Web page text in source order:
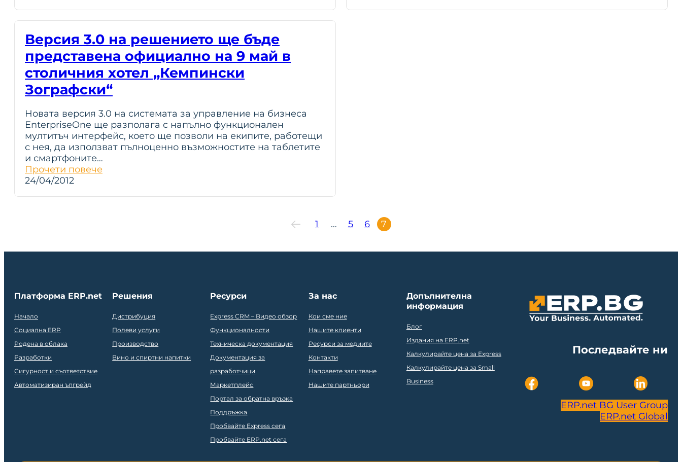
Версия 3.0 на решението ще бъде
представена официално на 9 май в
столичния хотел „Кемпински
Зографски“
Новата версия 3.0 на системата за управление на бизнеса
EnterpriseOne ще разполага с напълно функционален
мултитъч интерфейс, което ще позволи на екипите, работещи
с нея, да използват пълноценно възможностите на таблетите
и смартфоните…
Прочети повече
24/04/2012
1 … 5 6 7
Платформа ERP.net
Начало
Социална ERP
Родена в облака
Разработки
Сигурност и съответствие
Автоматизиран ъпгрейд
Решения
Дистрибуция
Полеви услуги
Производство
Вино и спиртни напитки
Ресурси
Express CRM – Видео обзор
Функционалности
Техническа документация
Документация за
разработчици
Маркетплейс
Портал за обратна връзка
Поддръжка
Пробвайте Express сега
Пробвайте ERP.net сега
За нас
Кои сме ние
Нашите клиенти
Ресурси за медиите
Контакти
Направете запитване
Нашите партньори
Допълнителна
информация
Блог
Издания на ERP.net
Калкулирайте цена за Express
Калкулирайте цена за Small
Business
Последвайте ни
ERP.net BG User Group
ERP.net Global